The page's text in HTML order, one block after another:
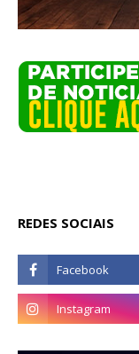
REDES SOCIAIS